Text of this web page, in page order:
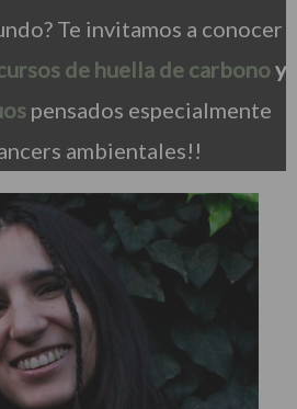
Te invitamos a conocer
de huella de carbonoy
pensados especialmente
ambientales!!